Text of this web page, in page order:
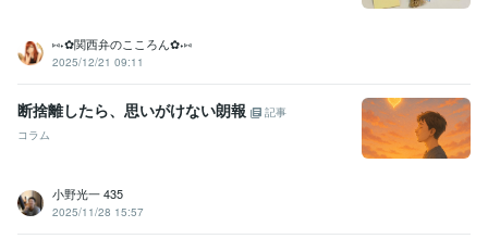
⑅⁠˖⁠✿⁠関西弁のこころん✿⁠⁠˖⁠⑅
2025/12/21 09:11
断捨離したら、思いがけない朗報
記事
コラム
小野光一 435
2025/11/28 15:57